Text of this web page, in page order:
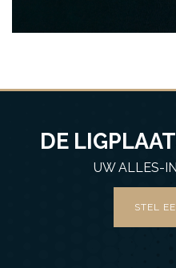
DE
UW ALLES-
STEL